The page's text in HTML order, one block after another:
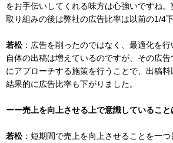
をお手伝いしてくれる味方は心強いですね
取り組みの後は弊社の広告比率は以前の1/4下
若松：広告を削ったのではなく、最適化を
自体の出稿は増えているのですが、その広
にアプローチする施策を行うことで、出稿料
結果的に広告比率も下がりました。
ーー売上を向上させる上で意識していること
若松：短期間で売上を向上させることを一